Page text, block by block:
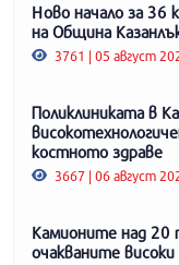
Ново начало за 36
на Община
3761 | 05 август
Поликлиниката в
костното здраве
3667 | 06 август
Камионите над 20
очакваните